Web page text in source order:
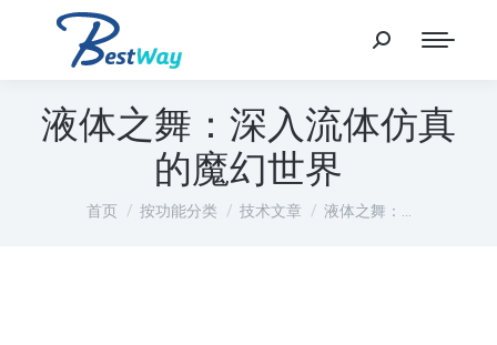
液体之舞：深入流体仿真
的魔幻世界
您在这里：
首页 按功能分类 技术文章 液体之舞：…